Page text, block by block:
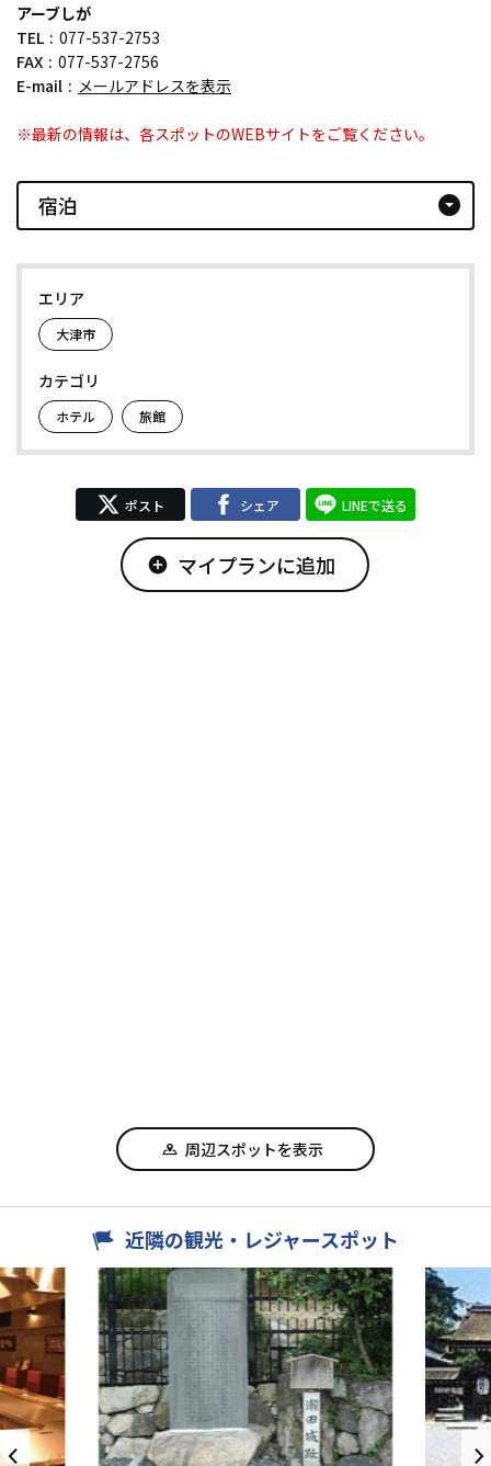
アーブしが
TEL
077-537-2753
FAX
077-537-2756
E-mail
メールアドレスを表示
※最新の情報は、各スポットのWEBサイトをご覧ください。
宿泊 arrow_drop_down_circle
エリア
大津市
カテゴリ
ホテル 旅館
ポスト シェア LINEで送る
add_circle マイプランに追加
周辺スポットを表示
近隣の観光・レジャースポット